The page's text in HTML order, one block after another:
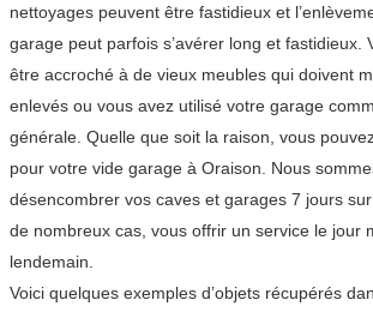
nettoyages peuvent être fastidieux et
garage peut parfois s’avérer long et fastidieux.
être accroché à de vieux meubles qui doivent
enlevés ou vous avez utilisé votre garage
générale. Quelle que soit la raison, vous
pour votre vide garage à Oraison. Nous
désencombrer vos caves et garages 7 jours
de nombreux cas, vous offrir un service le jour
lendemain.
Voici quelques exemples d’objets récupérés